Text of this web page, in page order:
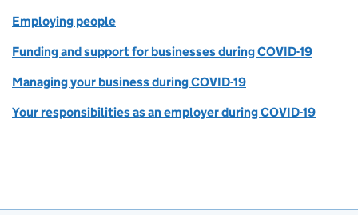
Employing people
Funding and support for businesses during COVID-19
Managing your business during COVID-19
Your responsibilities as an employer during COVID-19